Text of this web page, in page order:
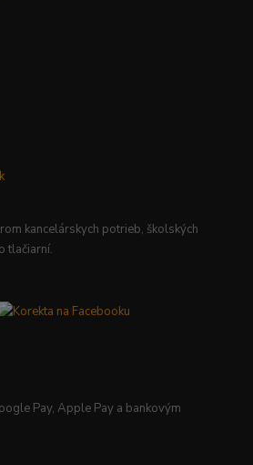
kancelárskych potrieb, školských
tlačiarní.
Pay, Apple Pay a bankovým